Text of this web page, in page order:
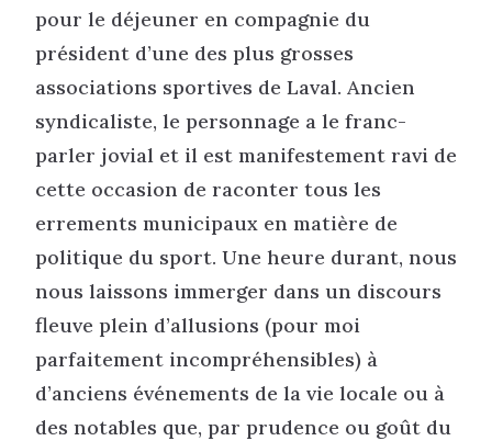
pour le déjeuner en compagnie du
président d’une des plus grosses
associations sportives de Laval. Ancien
syndicaliste, le personnage a le franc-
parler jovial et il est manifestement ravi de
cette occasion de raconter tous les
errements municipaux en matière de
politique du sport. Une heure durant, nous
nous laissons immerger dans un discours
fleuve plein d’allusions (pour moi
parfaitement incompréhensibles) à
d’anciens événements de la vie locale ou à
des notables que, par prudence ou goût du